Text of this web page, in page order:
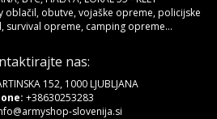
oblačil, obutve, vojaške opreme, policijske
survival opreme, camping opreme...
nas:
152, 1000 LJUBLJANA
+38630253283
slovenija.si